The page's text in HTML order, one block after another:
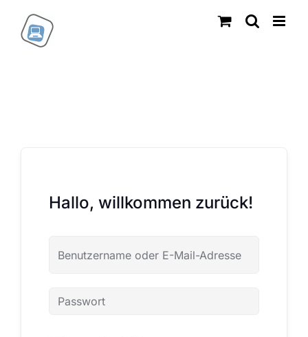
Inhalt
springen
Hallo, willkommen zurück!